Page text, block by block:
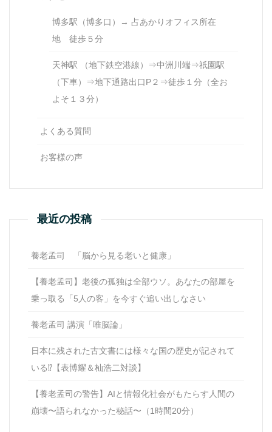
博多駅（博多口）→ 占あかりオフィス所在
地 徒歩５分
天神駅 （地下鉄空港線）⇒中洲川端⇒祇園駅
（下車）⇒地下通路出口P２⇒徒歩１分（全お
よそ１３分）
よくある質問
お客様の声
最近の投稿
養老孟司 「脳から見る老いと健康」
【養老孟司】老後の孤独は全部ウソ。あなたの部屋を
乗っ取る「5人の客」を今すぐ追い出しなさい
養老孟司 講演「唯脳論」
日本に残された古文書には様々な国の歴史が記されて
いる⁉【表博耀＆杣浩二対談】
【養老孟司の警告】AIと情報化社会がもたらす人間の
崩壊〜語られなかった秘話〜（1時間20分）